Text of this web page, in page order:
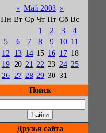
« Май 2008 »
Пн Вт Ср Чт Пт Сб Вс
1
2 3
4
5
6 7 8 9 10 11
12
13 14 15 16 17 18
19 20 21 22 23 24 25
26 27 28 29 30 31
Поиск
Друзья сайта